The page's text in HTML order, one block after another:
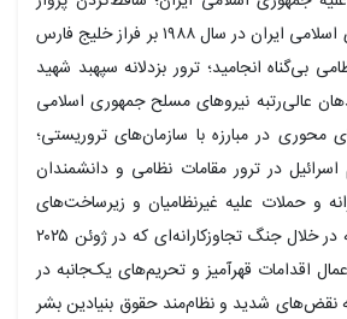
۶۵۵ هواپیمایی جمهوری اسلامی ایران در سال ۱۹۸۸ بر فراز خلیج فارس
غیرنظامی بی‌گناه انجامید؛ ترور بزدلانه سپهبد شهید
عالی‌رتبه نیروهای مسلح جمهوری اسلامی
در مبارزه با سازمان‌های تروریستی؛
در ترور مقامات نظامی و دانشمندان
و حملات علیه غیرنظامیان و زیرساخت‌های
غیرنظامی ایران، از جمله در خلال جنگ تجاوزکارانه‌ای که در ژوئن ۲۰۲۵
اقدامات قهرآمیز و تحریم‌های یک‌جانبه در
شدید و نظام‌مند حقوق بنیادین بشر